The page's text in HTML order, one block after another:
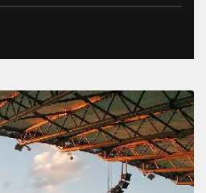
Jardim Botânico de
Brasília?